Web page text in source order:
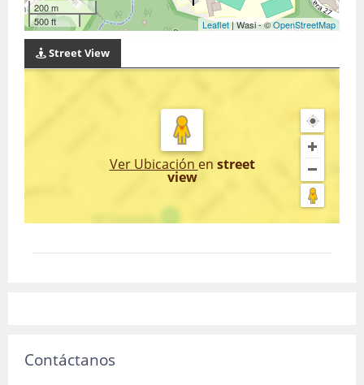
200 m
500 ft
Leaflet| Wasi - ©OpenStreetMap
Street View
Ver Ubicación en street
view
Contáctanos